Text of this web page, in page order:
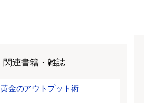
関連書籍・雑誌
黄金のアウトプット術